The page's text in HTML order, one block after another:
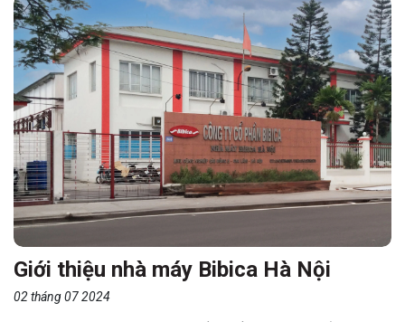
Giới thiệu nhà máy Bibica Hà Nội
02 tháng 07 2024